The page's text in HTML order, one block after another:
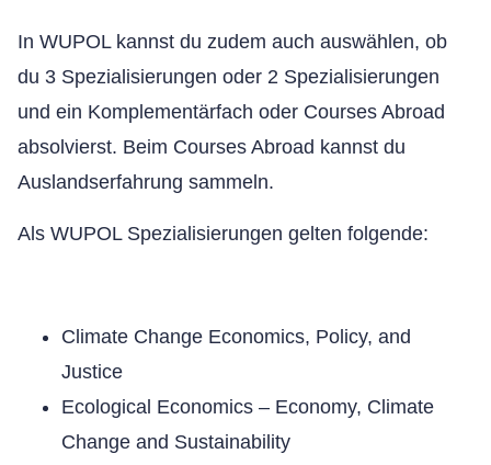
In WUPOL kannst du zudem auch auswählen, ob
du 3 Spezialisierungen oder 2 Spezialisierungen
und ein Komplementärfach oder Courses Abroad
absolvierst. Beim Courses Abroad kannst du
Auslandserfahrung sammeln.
Als WUPOL Spezialisierungen gelten folgende:
Climate Change Economics, Policy, and
Justice
Ecological Economics – Economy, Climate
Change and Sustainability